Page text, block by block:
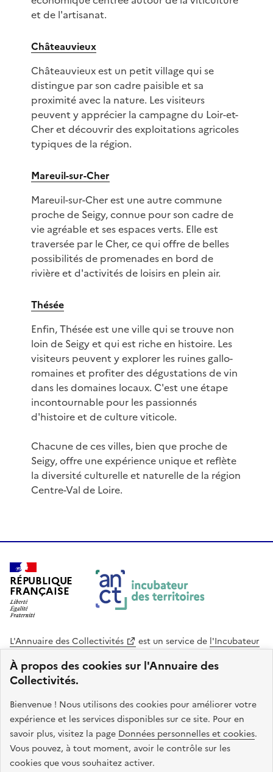
À propos des cookies sur l'Annuaire des
Collectivités.
Bienvenue ! Nous utilisons des cookies pour améliorer votre
expérience et les services disponibles sur ce site. Pour en
savoir plus, visitez la page Données personnelles et cookies.
Vous pouvez, à tout moment, avoir le contrôle sur les
cookies que vous souhaitez activer.
et de l'artisanat.
Châteauvieux
Châteauvieux est un petit village qui se
distingue par son cadre paisible et sa
proximité avec la nature. Les visiteurs
peuvent y apprécier la campagne du Loir-et-
Cher et découvrir des exploitations agricoles
typiques de la région.
Mareuil-sur-Cher
Mareuil-sur-Cher est une autre commune
proche de Seigy, connue pour son cadre de
vie agréable et ses espaces verts. Elle est
traversée par le Cher, ce qui offre de belles
possibilités de promenades en bord de
rivière et d'activités de loisirs en plein air.
Thésée
Enfin, Thésée est une ville qui se trouve non
loin de Seigy et qui est riche en histoire. Les
visiteurs peuvent y explorer les ruines gallo-
romaines et profiter des dégustations de vin
dans les domaines locaux. C'est une étape
incontournable pour les passionnés
d'histoire et de culture viticole.
Chacune de ces villes, bien que proche de
Seigy, offre une expérience unique et reflète
la diversité culturelle et naturelle de la région
Centre-Val de Loire.
RÉPUBLIQUE
FRANÇAISE
L'Annuaire des Collectivités est un service de l'Incubateur
des Territoires
Cohésion des Territoires
. Le code source de ce site web
est disponible en licence libre. Le design de ce site est conçu
avec le système de design de l’État.
legifrance.gouv.fr
info.gouv.fr
service-public.gouv.fr
data.gouv.fr